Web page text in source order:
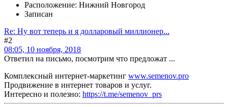
Расположение: Нижний Новгород
Записан
Re: Ну вот теперь и я долларовый миллионер...
#2
08:05, 10 ноября, 2018
Ответил на письмо, посмотрим что предложат ...
Комплексный интернет-маркетинг www.semenov.pro
Продвижение в интернет товаров и услуг.
Интересно и полезно: https://t.me/semenov_prs